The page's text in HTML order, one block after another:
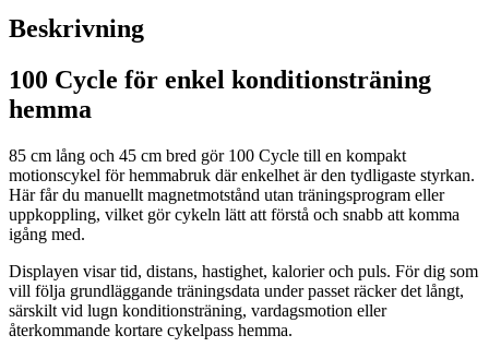
Beskrivning
100 Cycle för enkel konditionsträning
hemma
85 cm lång och 45 cm bred gör 100 Cycle till en kompakt
motionscykel för hemmabruk där enkelhet är den tydligaste styrkan.
Här får du manuellt magnetmotstånd utan träningsprogram eller
uppkoppling, vilket gör cykeln lätt att förstå och snabb att komma
igång med.
Displayen visar tid, distans, hastighet, kalorier och puls. För dig som
vill följa grundläggande träningsdata under passet räcker det långt,
särskilt vid lugn konditionsträning, vardagsmotion eller
återkommande kortare cykelpass hemma.